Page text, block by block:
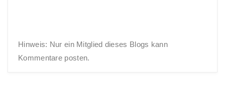
Hinweis: Nur ein Mitglied dieses Blogs kann
Kommentare posten.